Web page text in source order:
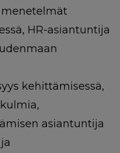
menetelmät
HR-asiantuntija
kehittämisessä,
asiantuntija